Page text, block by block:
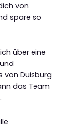
von
spare so
über eine
von Duisburg
das Team